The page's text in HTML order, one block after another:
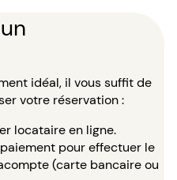
idéal, il vous suffit de
votre réservation :
locataire en ligne.
pour effectuer le
(carte bancaire ou